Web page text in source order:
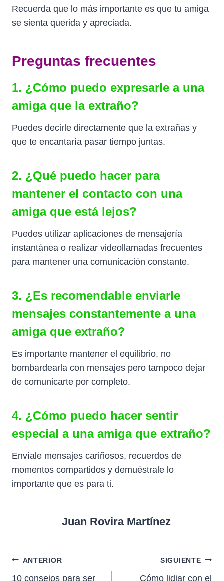
Recuerda que lo más importante es que tu amiga
se sienta querida y apreciada.
Preguntas frecuentes
1. ¿Cómo puedo expresarle a una
amiga que la extraño?
Puedes decirle directamente que la extrañas y
que te encantaría pasar tiempo juntas.
2. ¿Qué puedo hacer para
mantener el contacto con una
amiga que está lejos?
Puedes utilizar aplicaciones de mensajería
instantánea o realizar videollamadas frecuentes
para mantener una comunicación constante.
3. ¿Es recomendable enviarle
mensajes constantemente a una
amiga que extraño?
Es importante mantener el equilibrio, no
bombardearla con mensajes pero tampoco dejar
de comunicarte por completo.
4. ¿Cómo puedo hacer sentir
especial a una amiga que extraño?
Envíale mensajes cariñosos, recuerdos de
momentos compartidos y demuéstrale lo
importante que es para ti.
Juan Rovira Martínez
Navegación
ANTERIOR
10 consejos para ser
SIGUIENTE
Cómo lidiar con el